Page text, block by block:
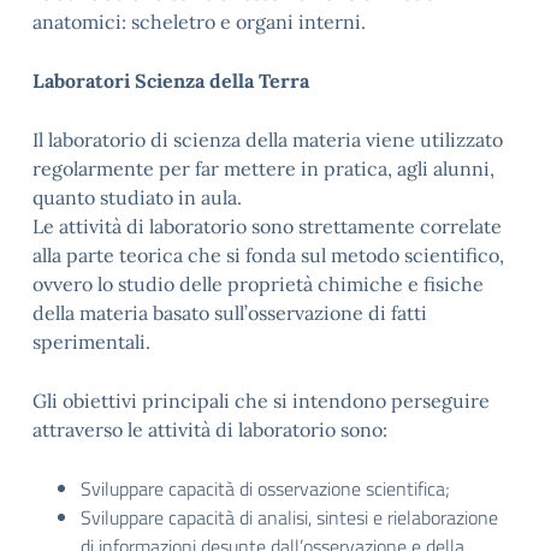
anatomici: scheletro e organi interni.
Laboratori Scienza della Terra
Il laboratorio di scienza della materia viene utilizzato
regolarmente per far mettere in pratica, agli alunni,
quanto studiato in aula.
Le attività di laboratorio sono strettamente correlate
alla parte teorica che si fonda sul metodo scientifico,
ovvero lo studio delle proprietà chimiche e fisiche
della materia basato sull’osservazione di fatti
sperimentali.
Gli obiettivi principali che si intendono perseguire
attraverso le attività di laboratorio sono:
Sviluppare capacità di osservazione scientifica;
Sviluppare capacità di analisi, sintesi e rielaborazione